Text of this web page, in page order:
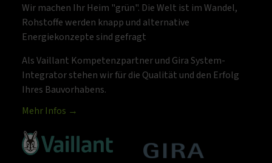
Wir machen Ihr Heim "grün". Die Welt ist im Wandel,
Rohstoffe werden knapp und alternative
Energiekonzepte sind gefragt
Als Vaillant Kompetenzpartner und Gira System-
Integrator stehen wir für die Qualität und den Erfolg
Ihres Bauvorhabens.
Mehr Infos →